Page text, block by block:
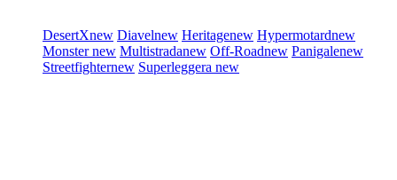
DesertXnew Diavelnew Heritagenew Hypermotardnew
Monsternew Multistradanew Off-Roadnew Panigalenew
Streetfighternew Superleggera new